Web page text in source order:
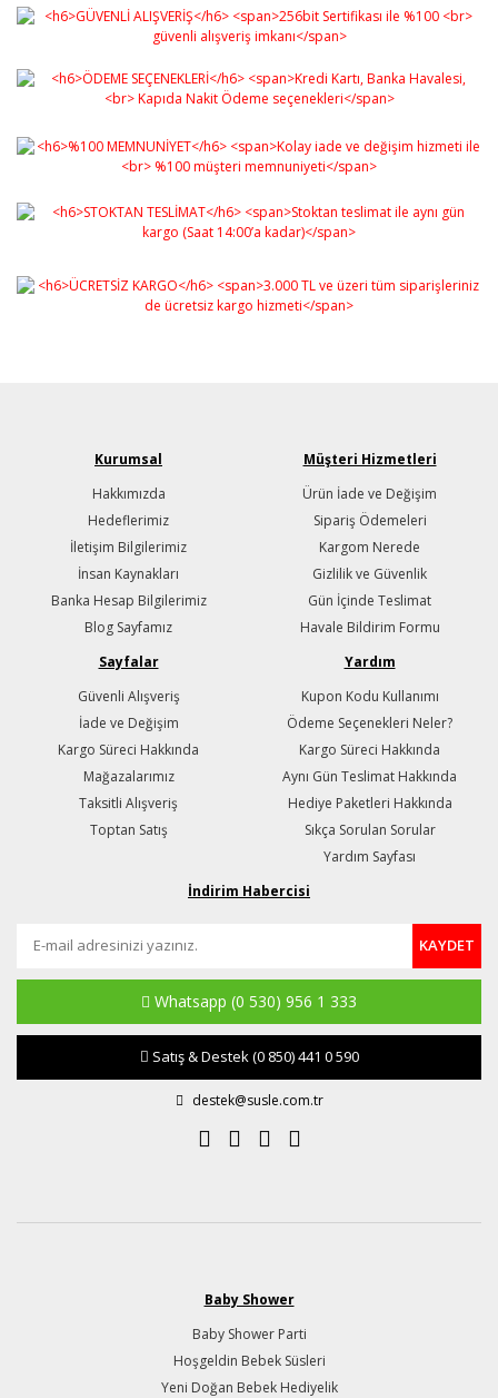
Bu ürüne benzer farklı alternatifler olmalı.
Gönder
Kurumsal
Hakkımızda
Hedeflerimiz
İletişim Bilgilerimiz
İnsan Kaynakları
Banka Hesap Bilgilerimiz
Blog Sayfamız
Müşteri Hizmetleri
Ürün İade ve Değişim
Sipariş Ödemeleri
Kargom Nerede
Gizlilik ve Güvenlik
Gün İçinde Teslimat
Havale Bildirim Formu
Sayfalar
Güvenli Alışveriş
İade ve Değişim
Kargo Süreci Hakkında
Mağazalarımız
Taksitli Alışveriş
Toptan Satış
Yardım
Kupon Kodu Kullanımı
Ödeme Seçenekleri Neler?
Kargo Süreci Hakkında
Aynı Gün Teslimat Hakkında
Hediye Paketleri Hakkında
Sıkça Sorulan Sorular
Yardım Sayfası
İndirim Habercisi
KAYDET
Whatsapp (0 530) 956 1 333
Satış & Destek(0 850) 441 0 590
destek@susle.com.tr
Baby Shower
Baby Shower Parti
Hoşgeldin Bebek Süsleri
Yeni Doğan Bebek Hediyelik